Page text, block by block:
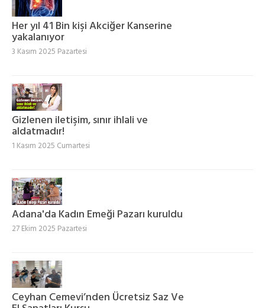
Her yıl 41 Bin kişi Akciğer Kanserine
yakalanıyor
3 Kasım 2025 Pazartesi
Gizlenen iletişim, sınır ihlali ve
aldatmadır!
1 Kasım 2025 Cumartesi
Adana'da Kadın Emeği Pazarı kuruldu
27 Ekim 2025 Pazartesi
Ceyhan Cemevi’nden Ücretsiz Saz Ve